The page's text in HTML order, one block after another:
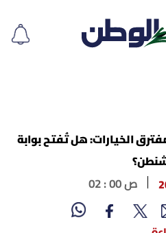
الخيارات: هل تُفتح بوابة
02 : 00 ص